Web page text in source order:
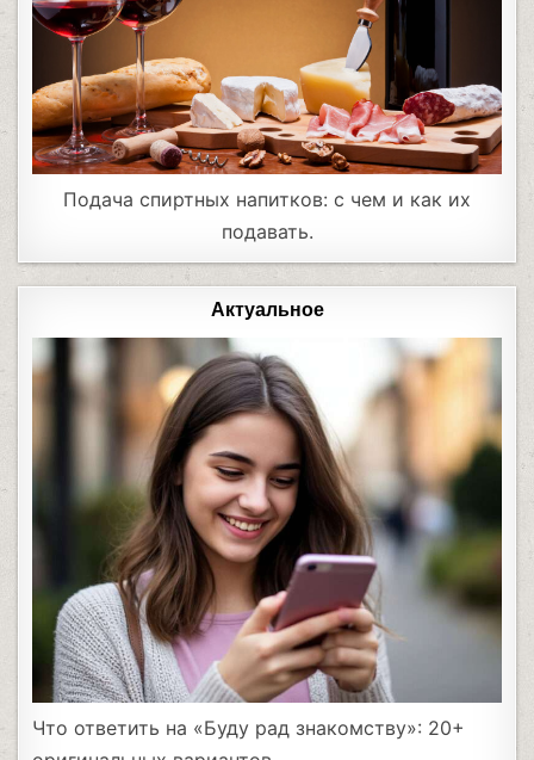
Подача спиртных напитков: с чем и как их
подавать.
Актуальное
Что ответить на «Буду рад знакомству»: 20+